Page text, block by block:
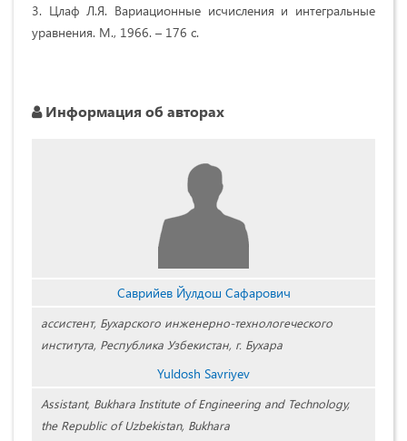
3. Цлаф Л.Я. Вариационные исчисления и интегральные
уравнения. М., 1966. – 176 с.
Информация об авторах
Саврийев Йулдош Сафарович
ассистент, Бухарского инженерно-технологеческого
института, Республика Узбекистан, г. Бухара
Yuldosh Savriyev
Assistant, Bukhara Institute of Engineering and Technology,
the Republic of Uzbekistan, Bukhara